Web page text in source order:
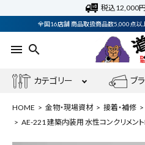
税込12,000
全国16店舗 商品取扱商品数5,000点
menu search
カテゴリー ブ
HOME 金物・現場資材 接着・補修
AE-221 建築内装用 水性コンクリメント